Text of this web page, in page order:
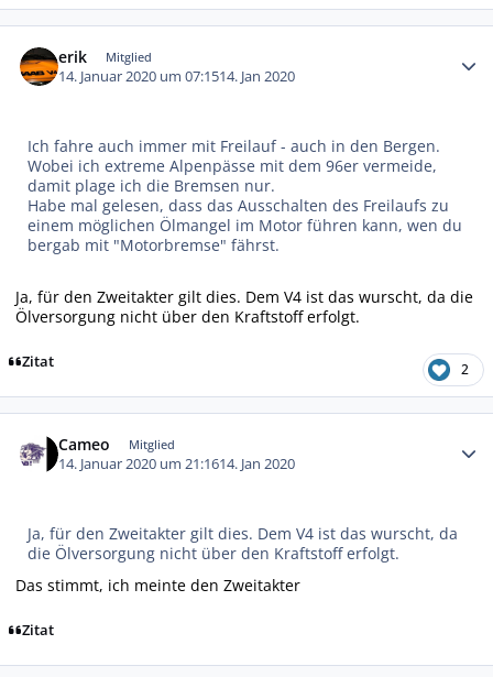
erik Mitglied
14. Januar 2020 um 07:1514. Jan 2020
Ich fahre auch immer mit Freilauf - auch in den Bergen.
Wobei ich extreme Alpenpässe mit dem 96er vermeide,
damit plage ich die Bremsen nur.
Habe mal gelesen, dass das Ausschalten des Freilaufs zu
einem möglichen Ölmangel im Motor führen kann, wen du
bergab mit "Motorbremse" fährst.
Ja, für den Zweitakter gilt dies. Dem V4 ist das wurscht, da die
Ölversorgung nicht über den Kraftstoff erfolgt.
Zitat 2
Cameo Mitglied
14. Januar 2020 um 21:1614. Jan 2020
Ja, für den Zweitakter gilt dies. Dem V4 ist das wurscht, da
die Ölversorgung nicht über den Kraftstoff erfolgt.
Das stimmt, ich meinte den Zweitakter
Zitat